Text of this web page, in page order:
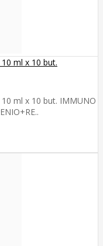
ml x 10 but.
ml x 10 but. IMMUNO